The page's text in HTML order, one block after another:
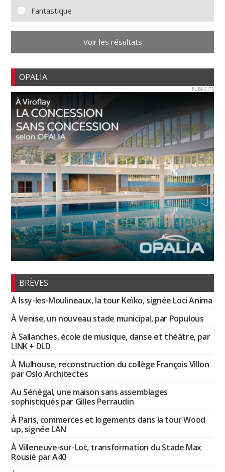
Fantastique
Voir les résultats
OPALIA
PUBLICITE
BRÈVES
À Issy-les-Moulineaux, la tour Keïko, signée Loci Anima
À Venise, un nouveau stade municipal, par Populous
À Sallanches, école de musique, danse et théâtre, par
LINK + DLD
À Mulhouse, reconstruction du collège François Villon
par Oslo Architectes
Au Sénégal, une maison sans assemblages
sophistiqués par Gilles Perraudin
À Paris, commerces et logements dans la tour Wood
up, signée LAN
À Villeneuve-sur-Lot, transformation du Stade Max
Rousié par A40